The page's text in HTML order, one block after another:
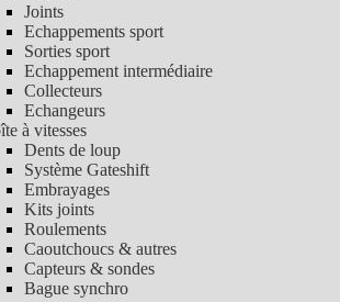
Joints
Echappements sport
Sorties sport
Echappement intermédiaire
Collecteurs
Echangeurs
à vitesses
Dents de loup
Système Gateshift
Embrayages
Kits joints
Roulements
Caoutchoucs & autres
Capteurs & sondes
Bague synchro